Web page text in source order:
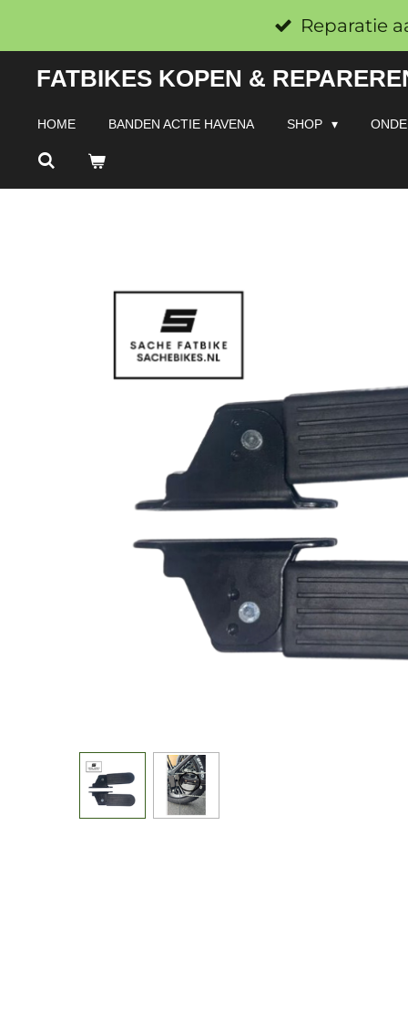
direct
naar
hoofdinhoud
Reparatie
FATBIKES KOPEN &
HOME BANDEN ACTIE HAVENA SHOP